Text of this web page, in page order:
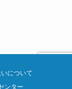
について
ンター